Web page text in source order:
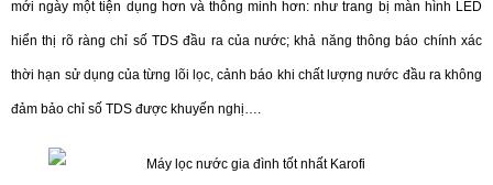
mới ngày một tiện dụng hơn và thông minh hơn: như trang bị màn hình LED
hiển thị rõ ràng chỉ số TDS đầu ra của nước; khả năng thông báo chính xác
thời hạn sử dụng của từng lõi lọc, cảnh báo khi chất lượng nước đầu ra không
đảm bảo chỉ số TDS được khuyến nghị….